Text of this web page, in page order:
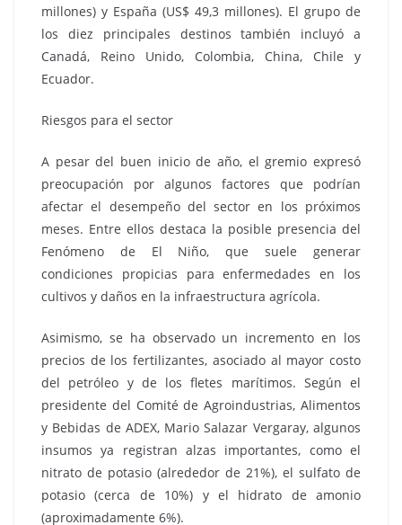
millones) y España (US$ 49,3 millones). El grupo de
los diez principales destinos también incluyó a
Canadá, Reino Unido, Colombia, China, Chile y
Ecuador.
Riesgos para el sector
A pesar del buen inicio de año, el gremio expresó
preocupación por algunos factores que podrían
afectar el desempeño del sector en los próximos
meses. Entre ellos destaca la posible presencia del
Fenómeno de El Niño, que suele generar
condiciones propicias para enfermedades en los
cultivos y daños en la infraestructura agrícola.
Asimismo, se ha observado un incremento en los
precios de los fertilizantes, asociado al mayor costo
del petróleo y de los fletes marítimos. Según el
presidente del Comité de Agroindustrias, Alimentos
y Bebidas de ADEX, Mario Salazar Vergaray, algunos
insumos ya registran alzas importantes, como el
nitrato de potasio (alrededor de 21%), el sulfato de
potasio (cerca de 10%) y el hidrato de amonio
(aproximadamente 6%).